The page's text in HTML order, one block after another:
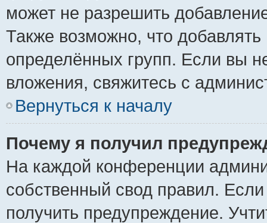
может не разрешить
Также возможно, что
определённых групп. Если вы
вложения, свяжитесь с
Вернуться к началу
Почему я получил
На каждой конференции
собственный свод правил.
получить предупреждение.